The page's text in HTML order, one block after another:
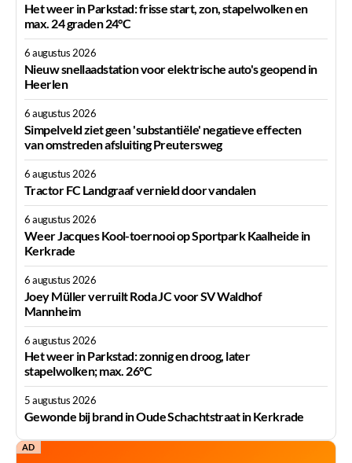
Het weer in Parkstad: frisse start, zon, stapelwolken en
max. 24 graden 24°C
6 augustus 2026
Nieuw snellaadstation voor elektrische auto's geopend in
Heerlen
6 augustus 2026
Simpelveld ziet geen 'substantiële' negatieve effecten
van omstreden afsluiting Preutersweg
6 augustus 2026
Tractor FC Landgraaf vernield door vandalen
6 augustus 2026
Weer Jacques Kool-toernooi op Sportpark Kaalheide in
Kerkrade
6 augustus 2026
Joey Müller verruilt Roda JC voor SV Waldhof
Mannheim
6 augustus 2026
Het weer in Parkstad: zonnig en droog, later
stapelwolken; max. 26°C
5 augustus 2026
Gewonde bij brand in Oude Schachtstraat in Kerkrade
AD